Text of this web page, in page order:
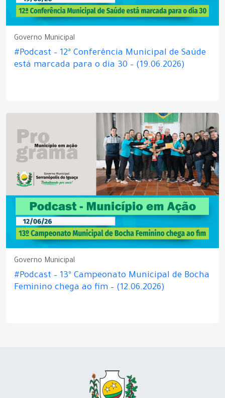
Governo Municipal
#Podcast – 12ª Conferência Municipal de Saúde
está marcada para o dia 30 – (19.06.2026)
Governo Municipal
#Podcast – 13º Campeonato Municipal de Bocha
Feminino chega ao fim – (12.06.2026)